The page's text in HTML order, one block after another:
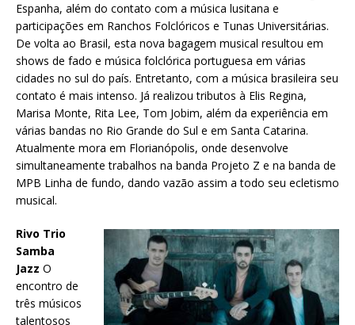
Espanha, além do contato com a música lusitana e
participações em Ranchos Folclóricos e Tunas Universitárias.
De volta ao Brasil, esta nova bagagem musical resultou em
shows de fado e música folclórica portuguesa em várias
cidades no sul do país. Entretanto, com a música brasileira seu
contato é mais intenso. Já realizou tributos à Elis Regina,
Marisa Monte, Rita Lee, Tom Jobim, além da experiência em
várias bandas no Rio Grande do Sul e em Santa Catarina.
Atualmente mora em Florianópolis, onde desenvolve
simultaneamente trabalhos na banda Projeto Z e na banda de
MPB Linha de fundo, dando vazão assim a todo seu ecletismo
musical.
Rivo Trio
Samba
Jazz O
encontro de
três músicos
talentosos